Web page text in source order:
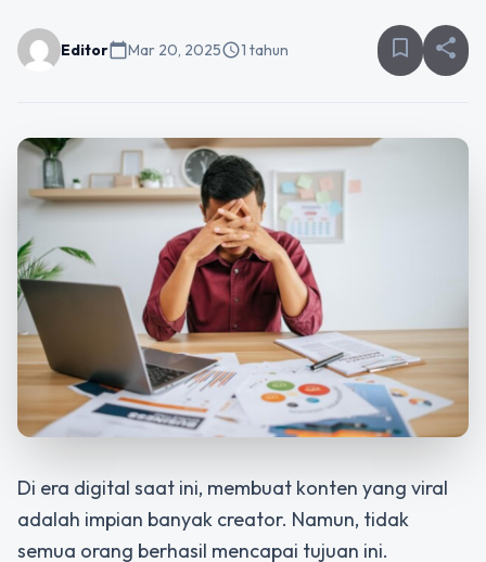
Editorcalendar_todayMar 20, 2025schedule1 tahun bookmark_border share
Di era digital saat ini, membuat konten yang viral
adalah impian banyak creator. Namun, tidak
semua orang berhasil mencapai tujuan ini.